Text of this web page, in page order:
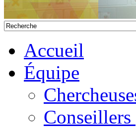
Accueil
Équipe
Conseillers